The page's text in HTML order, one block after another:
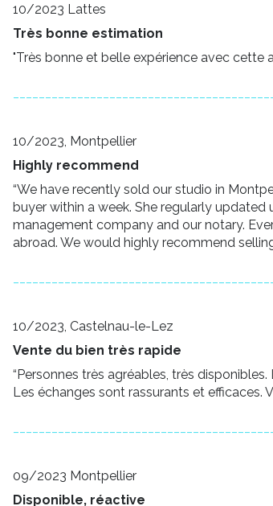
10/2023 Lattes
Très bonne estimation
"Très bonne et belle expérience avec cette
10/2023, Montpellier
Highly recommend
“We have recently sold our studio in
buyer within a week. She regularly
management company and our notary.
abroad. We would highly recommend
10/2023, Castelnau-le-Lez
Vente du bien très rapide
“Personnes très agréables, très
Les échanges sont rassurants et efficaces.
09/2023 Montpellier
Disponible, réactive